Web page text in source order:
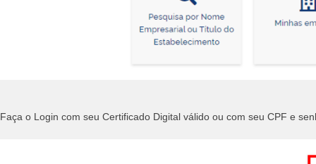
Faça o Login com seu Certificado Digital válido ou com seu CPF e